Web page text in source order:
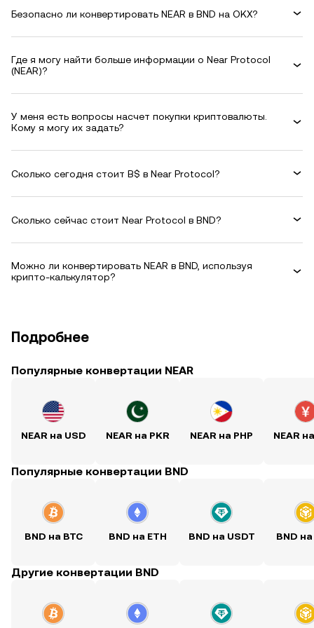
Безопасно ли конвертировать NEAR в BND на OKX?
Где я могу найти больше информации о Near Protocol
(NEAR)?
У меня есть вопросы насчет покупки криптовалюты.
Кому я могу их задать?
Сколько сегодня стоит B$ в Near Protocol?
Сколько сейчас стоит Near Protocol в BND?
Можно ли конвертировать NEAR в BND, используя
крипто-калькулятор?
Подробнее
Популярные конвертации NEAR
NEAR на USD NEAR на PKR NEAR на PHP NEAR
Популярные конвертации BND
BND на BTC BND на ETH BND на USDT BND
Другие конвертации BND